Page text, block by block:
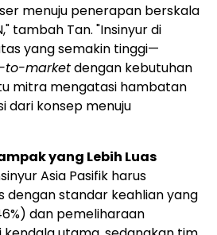
menuju penerapan berskala
tambah Tan. "Insinyur di
yang semakin tinggi—
to-marketdengan kebutuhan
mitra mengatasi hambatan
konsep menuju
yang Lebih Luas
Asia Pasifik harus
standar keahlian yang
dan pemeliharaan